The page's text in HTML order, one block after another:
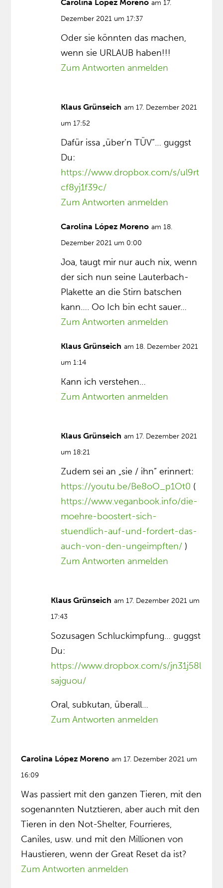
Carolina López Moreno am 17.
Dezember 2021 um 17:37
Oder sie könnten das machen,
wenn sie URLAUB haben!!!
Zum Antworten anmelden
Klaus Grünseich am 17. Dezember 2021
um 17:52
Dafür issa „über’n TÜV”… guggst
Du:
https://www.dropbox.com/s/ul9rt
cf8yj1f39c/
Zum Antworten anmelden
Carolina López Moreno am 18.
Dezember 2021 um 0:00
Joa, taugt mir nur auch nix, wenn
der sich nun seine Lauterbach-
Plakette an die Stirn batschen
kann…. Oo Ich bin echt sauer…
Zum Antworten anmelden
Klaus Grünseich am 18. Dezember 2021
um 1:14
Kann ich verstehen…
Zum Antworten anmelden
Klaus Grünseich am 17. Dezember 2021
um 18:21
Zudem sei an „sie / ihn” erinnert:
https://youtu.be/Be8oO_p1Ot0 (
https://www.veganbook.info/die-
moehre-boostert-sich-
stuendlich-auf-und-fordert-das-
auch-von-den-ungeimpften/ )
Zum Antworten anmelden
Klaus Grünseich am 17. Dezember 2021 um
17:43
Sozusagen Schluckimpfung… guggst
Du:
https://www.dropbox.com/s/jn31j58l
sajguou/
Oral, subkutan, überall…
Zum Antworten anmelden
Carolina López Moreno am 17. Dezember 2021 um
16:09
Was passiert mit den ganzen Tieren, mit den
sogenannten Nutztieren, aber auch mit den
Tieren in den Not-Shelter, Fourrieres,
Caniles, usw. und mit den Millionen von
Haustieren, wenn der Great Reset da ist?
Zum Antworten anmelden